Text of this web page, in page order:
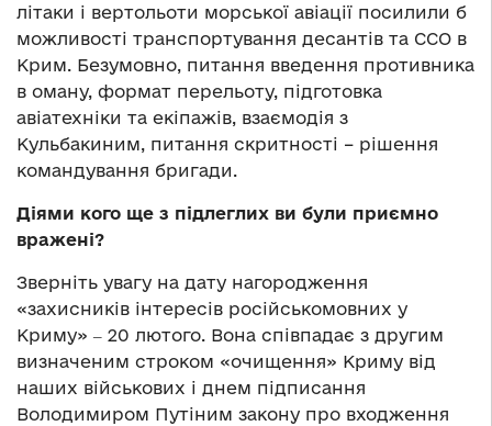
літаки і вертольоти морської авіації посилили б
можливості транспортування десантів та ССО в
Крим. Безумовно, питання введення противника
в оману, формат перельоту, підготовка
авіатехніки та екіпажів, взаємодія з
Кульбакиним, питання скритності – рішення
командування бригади.
Діями кого ще з підлеглих ви були приємно
вражені?
Зверніть увагу на дату нагородження
«захисників інтересів російськомовних у
Криму» ‒ 20 лютого. Вона співпадає з другим
визначеним строком «очищення» Криму від
наших військових і днем підписання
Володимиром Путіним закону про входження